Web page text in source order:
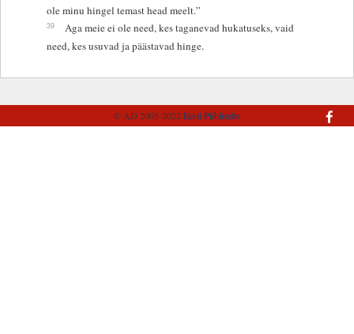
ole minu hingel temast head meelt.”
39
Aga meie ei ole need, kes taganevad hukatuseks, vaid
need, kes usuvad ja päästavad hinge.
© AD 2005-2022Eesti Piibliselts